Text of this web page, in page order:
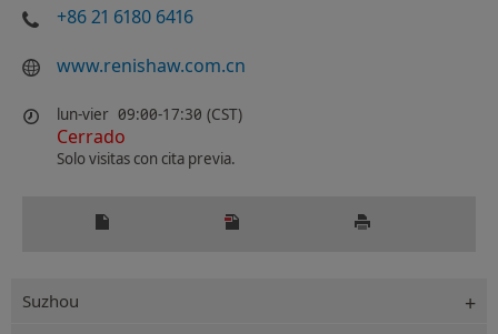
+86 21 6180 6416
www.renishaw.com.cn
lun-vier 09:00-17:30 (CST)
Cerrado
Solo visitas con cita previa.
Suzhou